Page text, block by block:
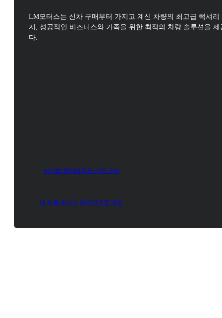
LM모터스는 신차 구매부터 가지고 계신 차량의 최고급 럭셔리
지, 성공적인 비즈니스와 가족을 위한 최적의 차량 솔루션을 제
다.
카니발 하이리무진 신차 구매
내 차를 럭셔리 리무진으로 개조